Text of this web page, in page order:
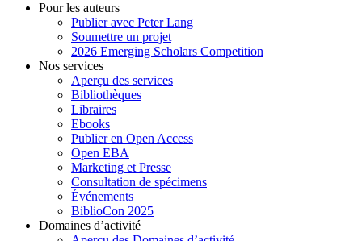
Pour les auteurs
Publier avec Peter Lang
Soumettre un projet
2026 Emerging Scholars Competition
Nos services
Aperçu des services
Bibliothèques
Libraires
Ebooks
Publier en Open Access
Open EBA
Marketing et Presse
Consultation de spécimens
Événements
BiblioCon 2025
Domaines d’activité